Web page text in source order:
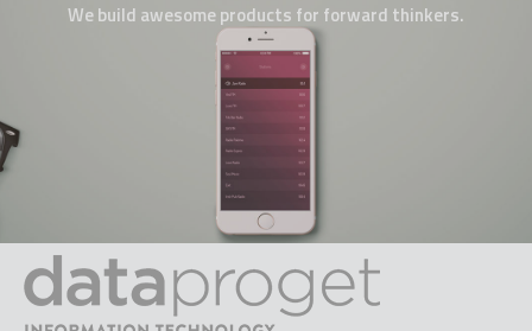
We build awesome products for forward thinkers.